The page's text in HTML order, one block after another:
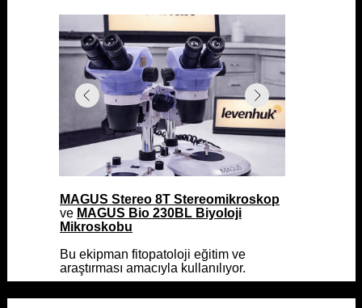
MAGUS Stereo 8T Stereomikroskop
ve MAGUS Bio 230BL Biyoloji
Mikroskobu
Bu ekipman fitopatoloji eğitim ve
araştırması amacıyla kullanılıyor.
MAGUS Stereo 8T Stereomikroskop
ve MAGUS Bio 230BL Biyoloji
Mikroskobu
Bu ekipman fitopatoloji eğitim ve
araştırması amacıyla kullanılıyor.